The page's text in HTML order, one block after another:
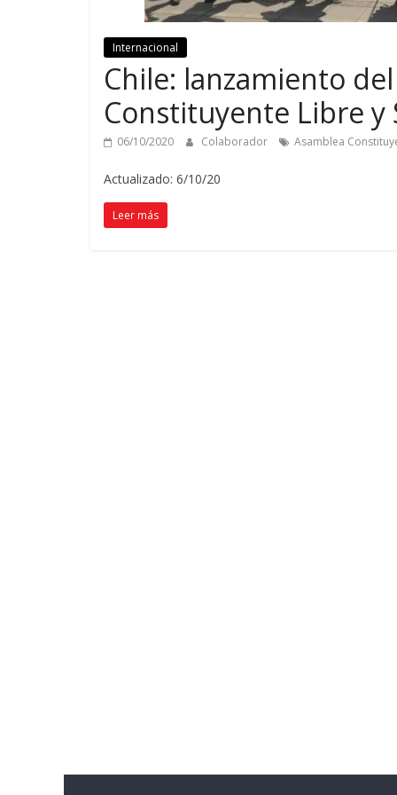
Internacional
Chile: lanzamiento
Constituyente Libre y
06/10/2020 Colaborador Asamblea
Actualizado: 6/10/20
Leer más